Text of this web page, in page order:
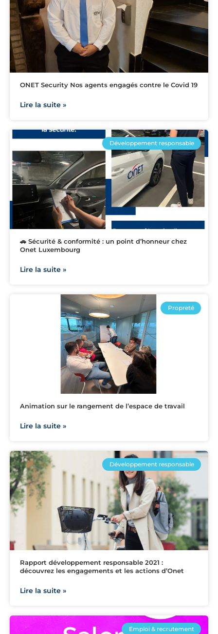
ONET Security Nos agents engagés contre le Covid 19
Lire la suite »
Développement responsable
🚗 Sécurité & conformité : un point d’honneur chez
Onet Luxembourg
Lire la suite »
Propreté
Animation sur le rangement de l’espace de travail
Lire la suite »
Développement responsable
Rapport développement responsable 2021 :
découvrez les engagements et les actions d’Onet
Lire la suite »
Emploi & recrutement